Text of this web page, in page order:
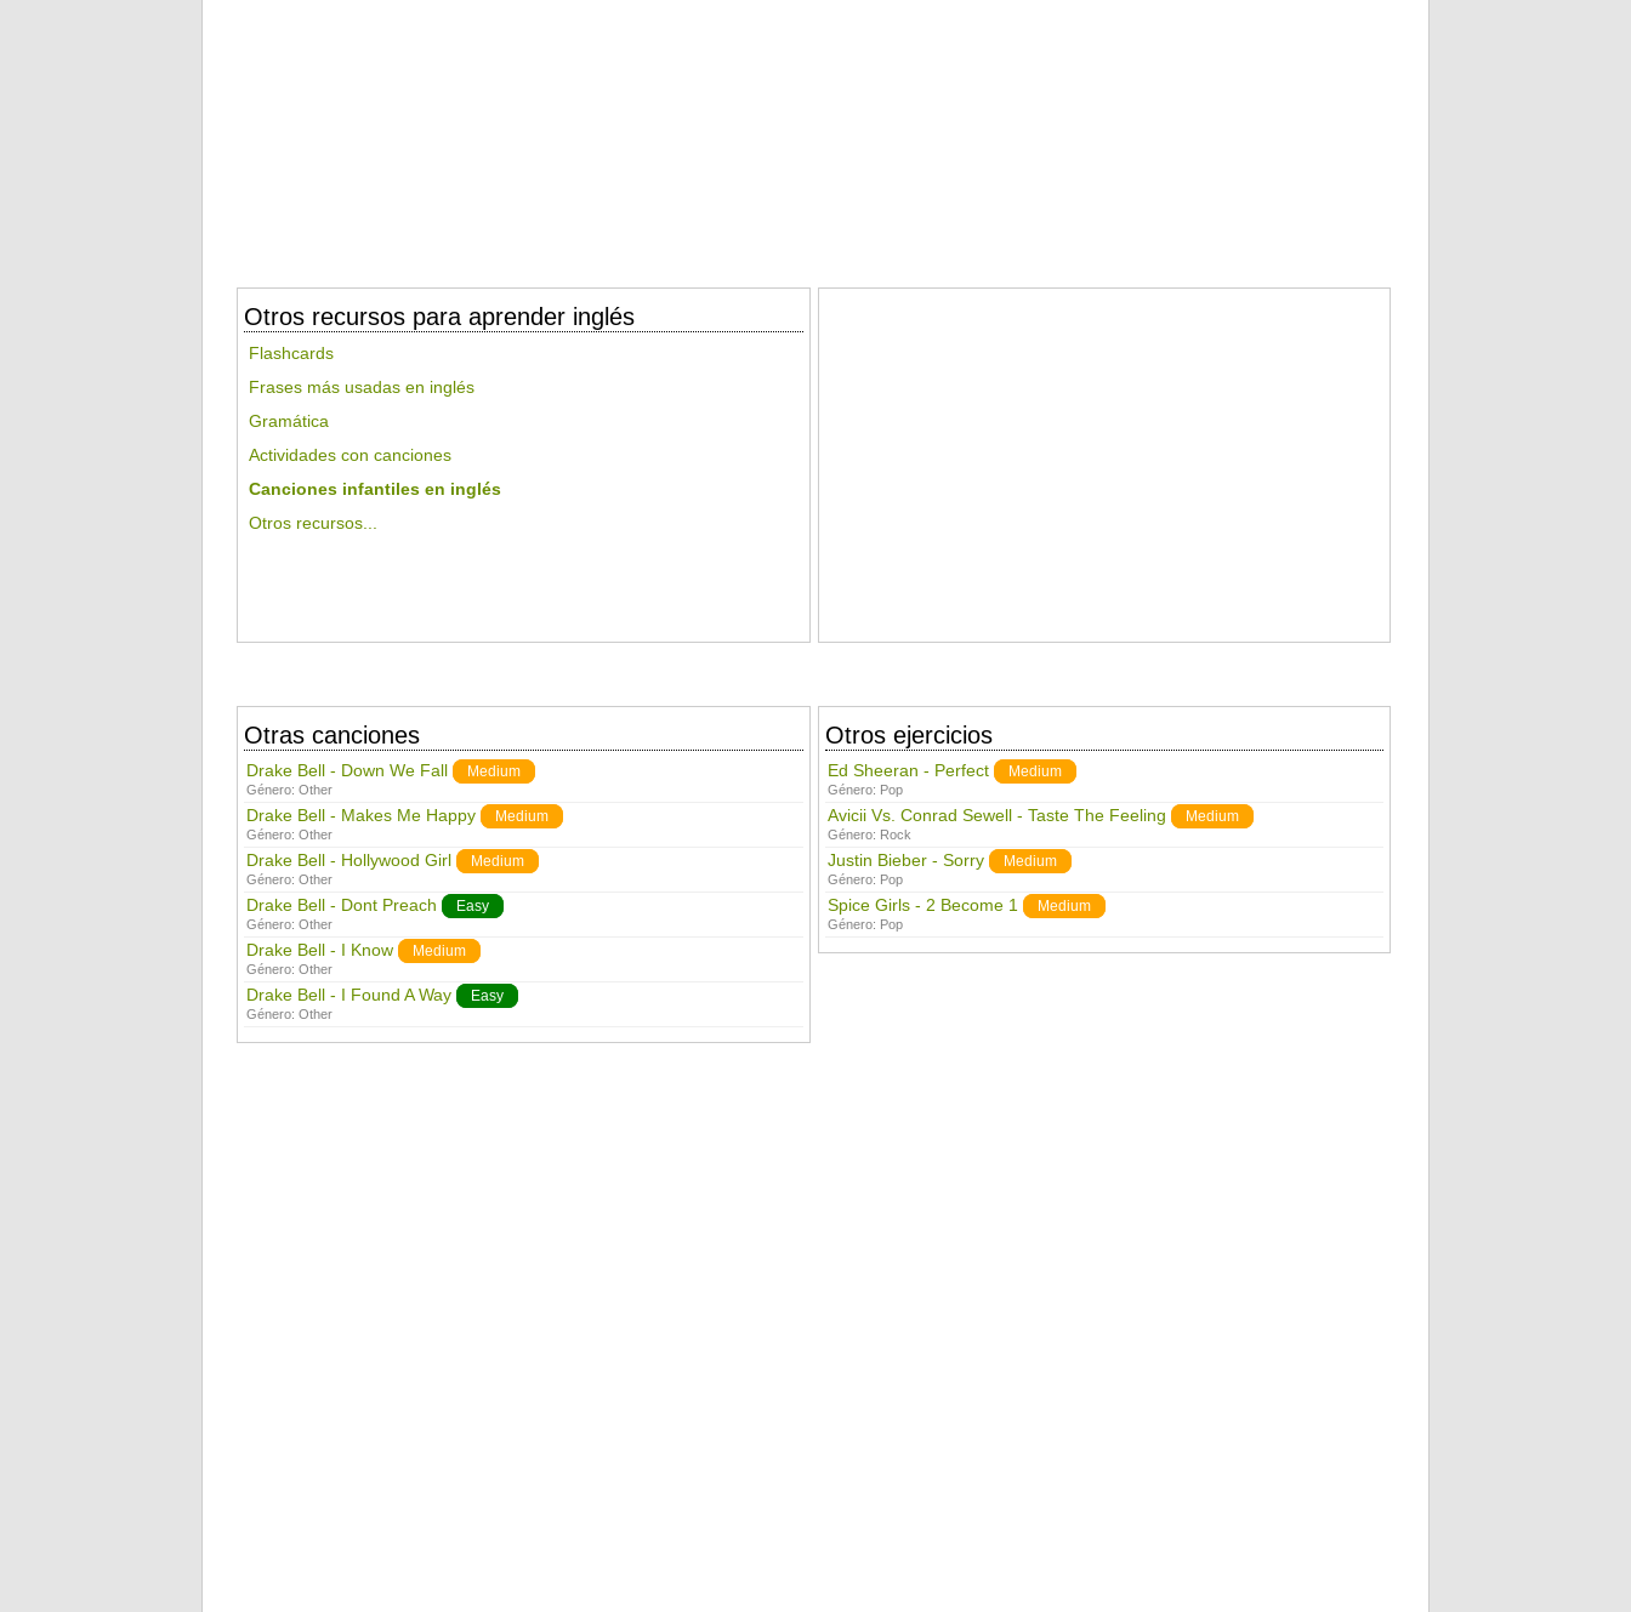
Otros recursos para aprender inglés
Flashcards
Frases más usadas en inglés
Gramática
Actividades con canciones
Canciones infantiles en inglés
Otros recursos...
Otras canciones
Drake Bell - Down We Fall Medium
Género: Other
Drake Bell - Makes Me Happy Medium
Género: Other
Drake Bell - Hollywood Girl Medium
Género: Other
Drake Bell - Dont Preach Easy
Género: Other
Drake Bell - I Know Medium
Género: Other
Drake Bell - I Found A Way Easy
Género: Other
Otros ejercicios
Ed Sheeran - Perfect Medium
Género: Pop
Avicii Vs. Conrad Sewell - Taste The Feeling Medium
Género: Rock
Justin Bieber - Sorry Medium
Género: Pop
Spice Girls - 2 Become 1 Medium
Género: Pop